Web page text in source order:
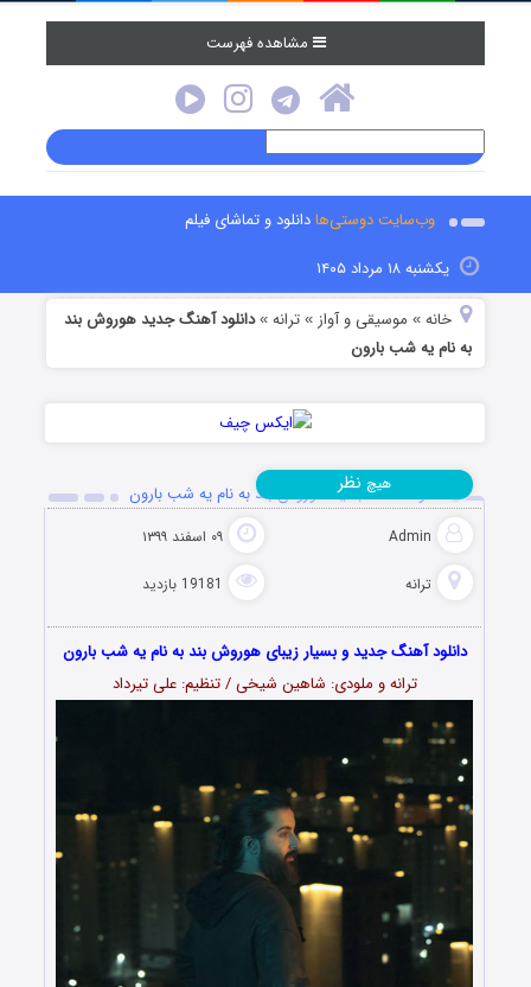
مشاهده فهرست
وب‌سایت دوستی‌هادانلود و تماشای فیلم
یکشنبه ۱۸ مرداد ۱۴۰۵
خانه » موسیقی و آواز »ترانه »دانلود آهنگ جدید هوروش بند
به نام یه شب بارون
دانلود آهنگ جدید هوروش بند به نام یه شب بارون
Admin ۰۹ اسفند ۱۳۹۹
ترانه 19181 بازدید
هیچ نظر
دانلود آهنگ جدید و بسیار زیبای هوروش بند به نام یه شب بارون
ترانه و ملودی: شاهین شیخی / تنظیم: علی تیرداد